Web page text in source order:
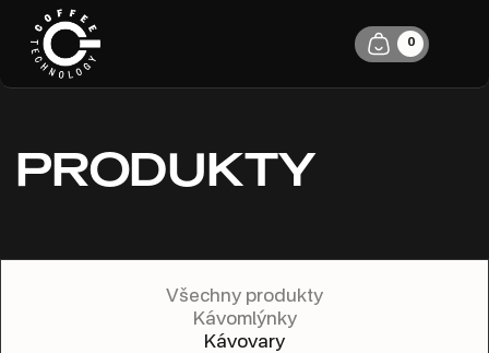
0
PRODUKTY
Všechny produkty
Kávomlýnky
Kávovary